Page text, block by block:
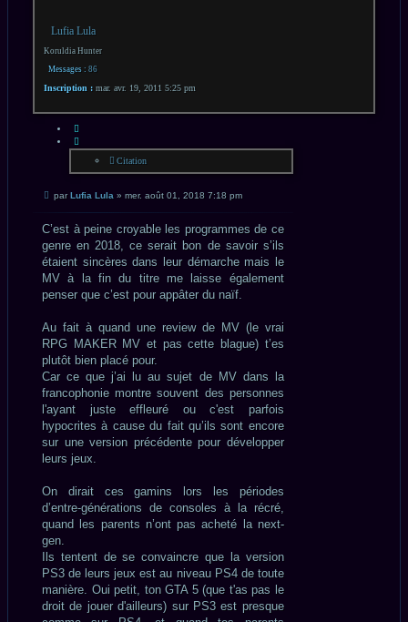
Lufia Lula
Koruldia Hunter
Messages : 86
Inscription : mar. avr. 19, 2011 5:25 pm
Citation
Message
parLufia Lula » mer. août 01, 2018 7:18 pm
C’est à peine croyable les programmes de ce
genre en 2018, ce serait bon de savoir s’ils
étaient sincères dans leur démarche mais le
MV à la fin du titre me laisse également
penser que c’est pour appâter du naïf.
Au fait à quand une review de MV (le vrai
RPG MAKER MV et pas cette blague) t’es
plutôt bien placé pour.
Car ce que j’ai lu au sujet de MV dans la
francophonie montre souvent des personnes
l'ayant juste effleuré ou c'est parfois
hypocrites à cause du fait qu’ils sont encore
sur une version précédente pour développer
leurs jeux.
On dirait ces gamins lors les périodes
d’entre-générations de consoles à la récré,
quand les parents n’ont pas acheté la next-
gen.
Ils tentent de se convaincre que la version
PS3 de leurs jeux est au niveau PS4 de toute
manière. Oui petit, ton GTA 5 (que t'as pas le
droit de jouer d'ailleurs) sur PS3 est presque